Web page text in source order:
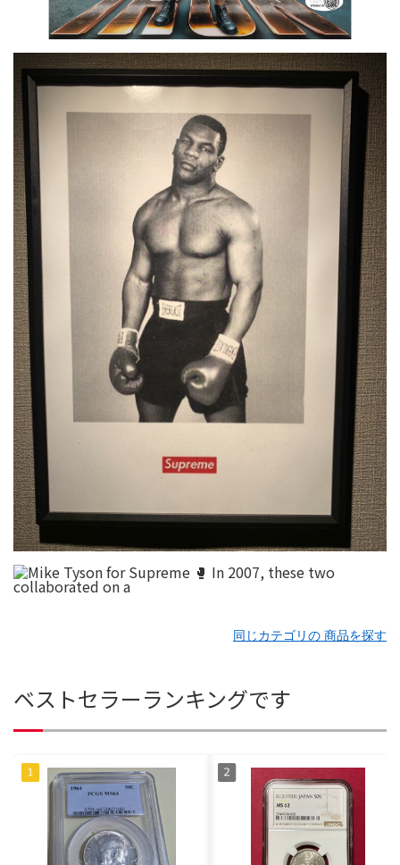
同じカテゴリの 商品を探す
ベストセラーランキングです